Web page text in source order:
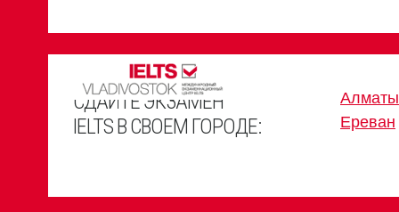
СДАЙТЕ ЭКЗАМЕН
IELTS В СВОЕМ ГОРОДЕ:
Алматы
Ереван